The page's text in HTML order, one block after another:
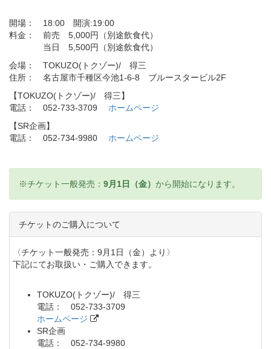
開場： 18:00 開演:19:00
料金： 前売 5,000円（別途飲食代）
当日 5,500円（別途飲食代）
会場： TOKUZO(トクゾー)/ 得三
住所： 名古屋市千種区今池1-6-8 ブルースタービル2F
【TOKUZO(トクゾー)/ 得三】
電話： 052-733-3709 ホームページ
【SR企画】
電話： 052-734-9980 ホームページ
※チケット一般発売： 9月1日（金） から開始になります。
チケットのご購入について
〈チケット一般発売：9月1日（金）より〉
下記にてお取扱い・ご購入できます。
TOKUZO(トクゾー)/ 得三
電話： 052-733-3709
ホームページ
SR企画
電話： 052-734-9980